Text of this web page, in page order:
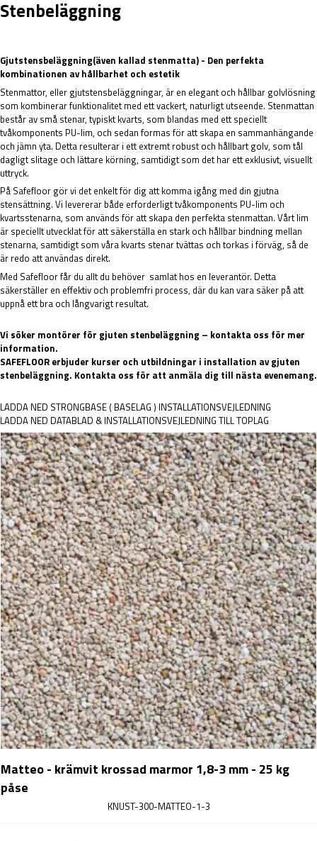
Stenbeläggning
Gjutstensbeläggning(även kallad stenmatta) - Den perfekta
kombinationen av hållbarhet och estetik
Stenmattor, eller gjutstensbeläggningar, är en elegant och hållbar golvlösning
som kombinerar funktionalitet med ett vackert, naturligt utseende. Stenmattan
består av små stenar, typiskt kvarts, som blandas med ett speciellt
tvåkomponents PU-lim, och sedan formas för att skapa en sammanhängande
och jämn yta. Detta resulterar i ett extremt robust och hållbart golv, som tål
dagligt slitage och lättare körning, samtidigt som det har ett exklusivt, visuellt
uttryck.
På Safefloor gör vi det enkelt för dig att komma igång med din gjutna
stensättning. Vi levererar både erforderligt tvåkomponents PU-lim och
kvartsstenarna, som används för att skapa den perfekta stenmattan. Vårt lim
är speciellt utvecklat för att säkerställa en stark och hållbar bindning mellan
stenarna, samtidigt som våra kvarts stenar tvättas och torkas i förväg, så de
är redo att användas direkt.
Med Safefloor får du allt du behöver samlat hos en leverantör. Detta
säkerställer en effektiv och problemfri process, där du kan vara säker på att
uppnå ett bra och långvarigt resultat.
Vi söker montörer för gjuten stenbeläggning – kontakta oss för mer
information.
SAFEFLOOR erbjuder kurser och utbildningar i installation av gjuten
stenbeläggning. Kontakta oss för att anmäla dig till nästa evenemang.
LADDA NED STRONGBASE ( BASELAG ) INSTALLATIONSVEJLEDNING
LADDA NED DATABLAD & INSTALLATIONSVEJLEDNING TILL TOPLAG
Matteo - krämvit krossad marmor 1,8-3 mm - 25 kg
påse
KNUST-300-MATTEO-1-3